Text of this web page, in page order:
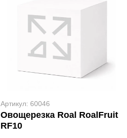
Артикул: 60046
Овощерезка Roal RoalFruit
RF10